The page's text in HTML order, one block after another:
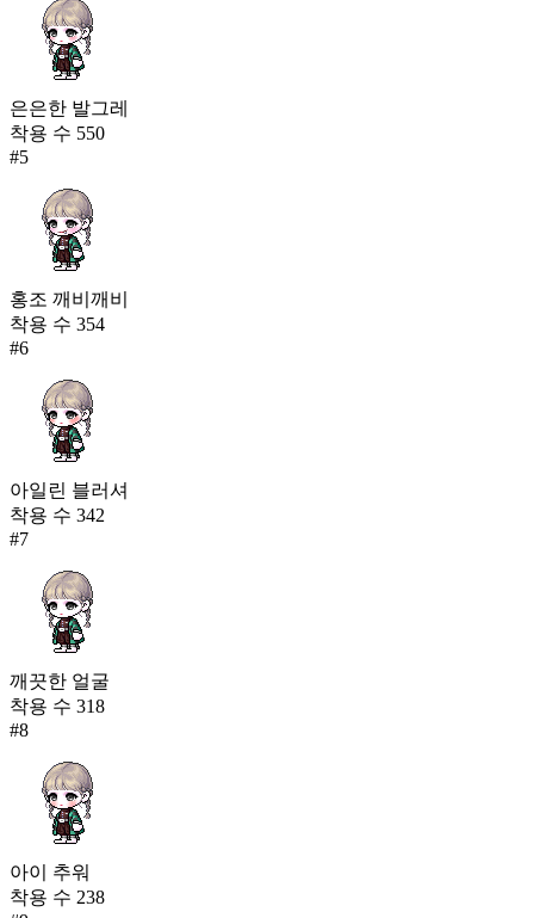
은은한 발그레
착용 수 550
#5
홍조 깨비깨비
착용 수 354
#6
아일린 블러셔
착용 수 342
#7
깨끗한 얼굴
착용 수 318
#8
아이 추워
착용 수 238